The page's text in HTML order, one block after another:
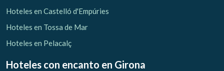
Hoteles en Castelló d'Empúries
Hoteles en Tossa de Mar
Hoteles en Pelacalç
Hoteles con encanto en Girona